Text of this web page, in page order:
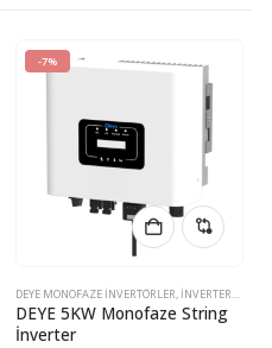
-7%
DEYE MONOFAZE İNVERTÖRLER, İNVERTERLER (INVERTÖR)
DEYE 5KW Monofaze String
İnverter